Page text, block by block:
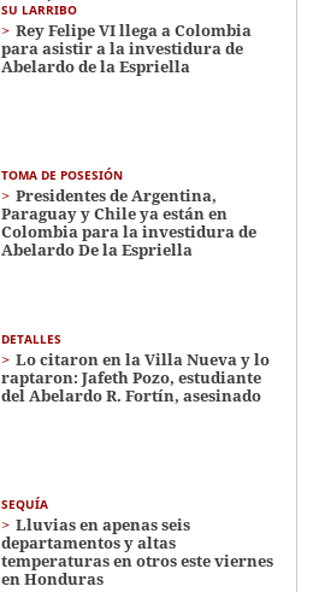
SU LARRIBO
Rey Felipe VI llega a Colombia
para asistir a la investidura de
Abelardo de la Espriella
TOMA DE POSESIÓN
Presidentes de Argentina,
Paraguay y Chile ya están en
Colombia para la investidura de
Abelardo De la Espriella
DETALLES
Lo citaron en la Villa Nueva y lo
raptaron: Jafeth Pozo, estudiante
del Abelardo R. Fortín, asesinado
SEQUÍA
Lluvias en apenas seis
departamentos y altas
temperaturas en otros este viernes
en Honduras